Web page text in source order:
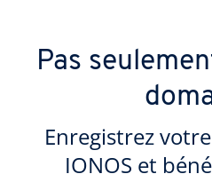
Pas
Enregistrez
IONOS et